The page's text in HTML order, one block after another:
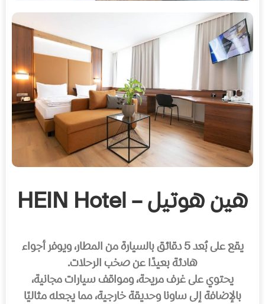
هين هوتيل – HEIN Hotel
يقع على بُعد 5 دقائق بالسيارة من المطار، ويوفر أجواء
هادئة بعيدًا عن صخب الرحلات.
يحتوي على غرف مريحة، ومواقف سيارات مجانية،
بالإضافة إلى ساونا وحديقة خارجية، مما يجعله مثاليًا